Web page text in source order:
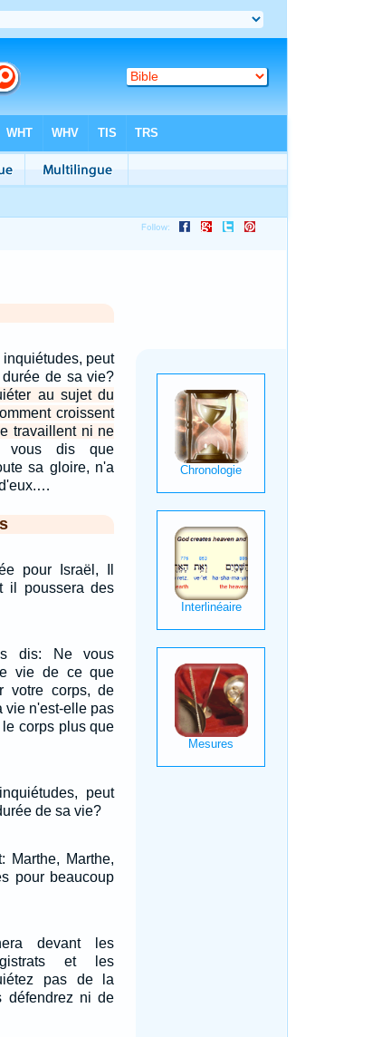
peut
de sa vie?
au sujet du
croissent
travaillent ni ne
vous dis que
sa gloire, n'a
pour Israël, Il
il poussera des
dis: Ne vous
vie de ce que
votre corps, de
vie n'est-elle pas
corps plus que
peut
de sa vie?
Marthe, Marthe,
pour beaucoup
devant les
et les
pas de la
défendrez ni de